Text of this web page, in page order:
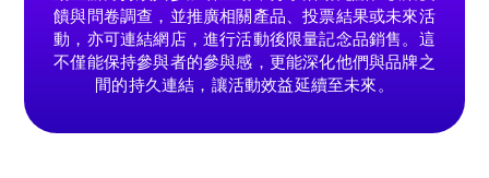
饋與問卷調查，並推廣相關產品、投票結果或未來活
動，亦可連結網店，進行活動後限量記念品銷售。這
不僅能保持參與者的參與感，更能深化他們與品牌之
間的持久連結，讓活動效益延續至未來。